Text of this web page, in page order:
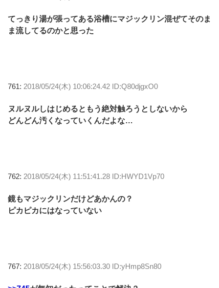
てっきり湯が張ってある浴槽にマジックリン混ぜてそのま
ま流してるのかと思った
761: 2018/05/24(木) 10:06:24.42 ID:Q80djgxO0
ヌルヌルしはじめるともう絶対触ろうとしないから
どんどん汚くなっていくんだよな…
762: 2018/05/24(木) 11:51:41.28 ID:HWYD1Vp70
鏡もマジックリンだけどあかんの？
ピカピカにはなっていない
767: 2018/05/24(木) 15:56:03.30 ID:yHmp8Sn80